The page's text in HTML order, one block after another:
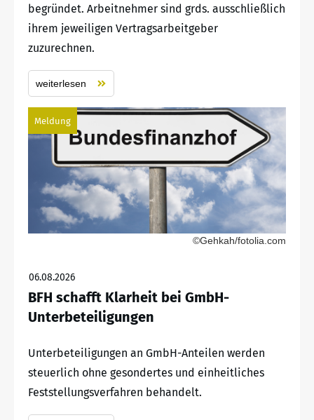
begründet. Arbeitnehmer sind grds. ausschließlich
ihrem jeweiligen Vertragsarbeitgeber
zuzurechnen.
weiterlesen
Meldung
©Gehkah/fotolia.com
06.08.2026
BFH schafft Klarheit bei GmbH-
Unterbeteiligungen
Unterbeteiligungen an GmbH-Anteilen werden
steuerlich ohne gesondertes und einheitliches
Feststellungsverfahren behandelt.